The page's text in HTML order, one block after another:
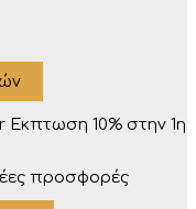
10% στην 1η
προσφορές